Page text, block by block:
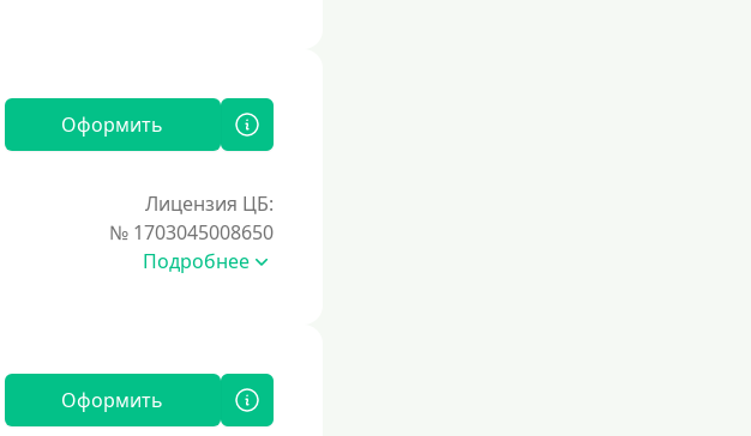
Оформить
Лицензия ЦБ:
№ 1703045008650
Подробнее
Оформить